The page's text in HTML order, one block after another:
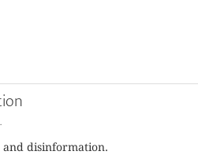
disinformation.